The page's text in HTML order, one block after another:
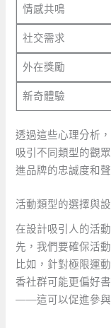
情感共鳴
社交需求
外在獎勵
新奇體驗
透過這些心理分析
吸引不同類型的觀
進品牌的忠誠度和聲
活動類型的選擇與
在設計吸引人的活
先，我們要確保活
比如，針對極限運
香社群可能更偏好
——這可以促進參與